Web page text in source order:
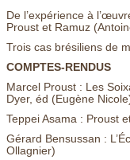
De l’expérience à
Proust et Ramuz
Trois cas brésiliens de
COMPTES-RENDUS
Marcel Proust : Les
Dyer, éd (Eugène
Teppei Asama : Proust
Gérard Bensussan :
Ollagnier)